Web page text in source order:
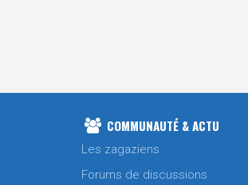
COMMUNAUTÉ & ACTU
Les zagaziens
Forums de discussions